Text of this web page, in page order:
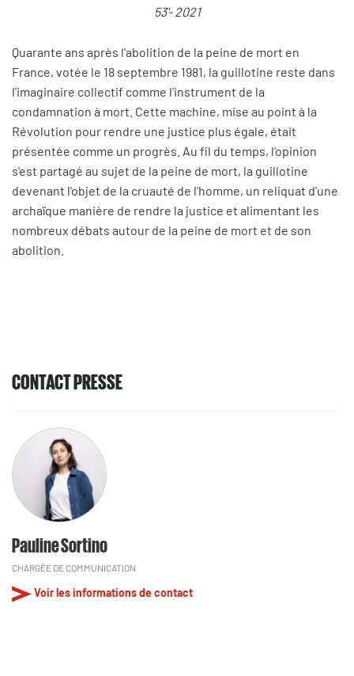
53'- 2021
Quarante ans après l'abolition de la peine de mort en
France, votée le 18 septembre 1981, la guillotine reste dans
l'imaginaire collectif comme l'instrument de la
condamnation à mort. Cette machine, mise au point à la
Révolution pour rendre une justice plus égale, était
présentée comme un progrès. Au fil du temps, l'opinion
s'est partagé au sujet de la peine de mort, la guillotine
devenant l'objet de la cruauté de l'homme, un reliquat d'une
archaïque manière de rendre la justice et alimentant les
nombreux débats autour de la peine de mort et de son
abolition.
CONTACT PRESSE
Pauline Sortino
CHARGÉE DE COMMUNICATION
Voir les informations de contact